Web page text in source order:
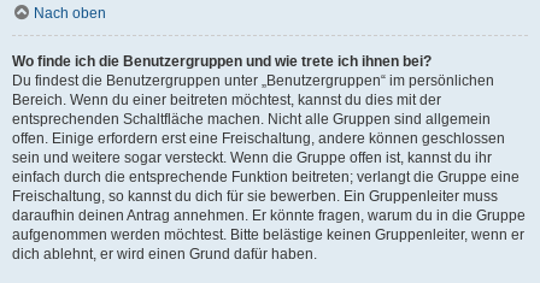
Nach oben
Wo finde ich die Benutzergruppen und wie trete ich ihnen bei?
Du findest die Benutzergruppen unter „Benutzergruppen“ im persönlichen
Bereich. Wenn du einer beitreten möchtest, kannst du dies mit der
entsprechenden Schaltfläche machen. Nicht alle Gruppen sind allgemein
offen. Einige erfordern erst eine Freischaltung, andere können geschlossen
sein und weitere sogar versteckt. Wenn die Gruppe offen ist, kannst du ihr
einfach durch die entsprechende Funktion beitreten; verlangt die Gruppe eine
Freischaltung, so kannst du dich für sie bewerben. Ein Gruppenleiter muss
daraufhin deinen Antrag annehmen. Er könnte fragen, warum du in die Gruppe
aufgenommen werden möchtest. Bitte belästige keinen Gruppenleiter, wenn er
dich ablehnt, er wird einen Grund dafür haben.